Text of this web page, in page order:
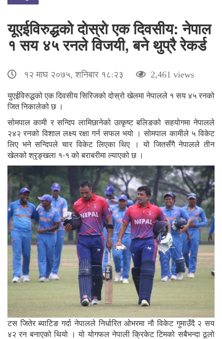
यूएईविरुद्धको दाेस्राे एक दिवसीय: नेपाल
१ सय ४५ रनले विजयी, बने थुप्रै रेकर्ड
१२ माघ २०७५, शनिबार १८:२३ 2,461 views
युएईविरुद्धको एक दिवसीय सिरिजको दोस्रो खेलमा नेपालले ‍‍‍‍‍१ सय ४५ रनको
जित निकालेको छ ।
सोमपाल कामी र सन्दिप लामिछानेको उत्कृष्ट बलिङको सहयोगमा नेपालले
२४२ रनको विशाल लक्ष्य रक्षा गर्न सफल भयो । सोमपाल कामीले ५ विकेट
लिए भने सन्दिपले चार विकेट लिएका थिए । यो जितसँगै नेपालले तीन
खेलको श्रृङ्खला १-१ को बराबरीमा ल्याएको छ ।
टस जितेर ब्याटिङ गर्दा नेपालले निर्धारित ओभरमा नौ विकेट गुमाउँदै २ सय
४२ रन बनाएको थियो । यो योगफल नेपाली क्रिकेट टिमको सबैभन्दा ठूलो